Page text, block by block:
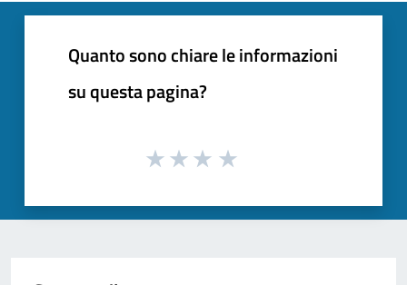
Quanto sono chiare le informazioni
su questa pagina?